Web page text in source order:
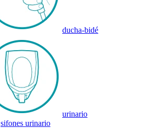
ducha-bidé
urinario
sifones urinario